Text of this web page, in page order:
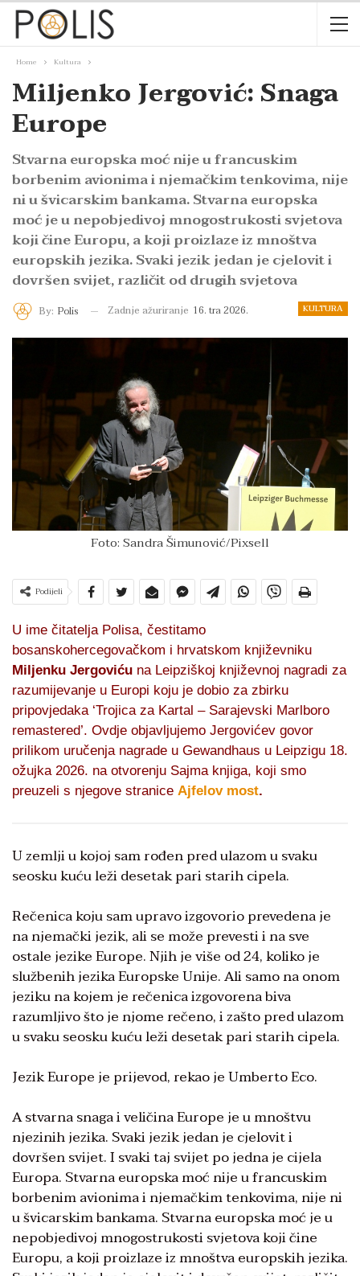
Home Kultura
Miljenko Jergović: Snaga
Europe
Stvarna europska moć nije u francuskim
borbenim avionima i njemačkim tenkovima, nije
ni u švicarskim bankama. Stvarna europska
moć je u nepobjedivoj mnogostrukosti svjetova
koji čine Europu, a koji proizlaze iz mnoštva
europskih jezika. Svaki jezik jedan je cjelovit i
dovršen svijet, različit od drugih svjetova
KULTURA
By: Polis Zadnje ažuriranje 16. tra 2026.
Foto: Sandra Šimunović/Pixsell
Podijeli
U ime čitatelja Polisa, čestitamo
bosanskohercegovačkom i hrvatskom književniku
Miljenku Jergoviću na Leipziškoj književnoj nagradi za
razumijevanje u Europi koju je dobio za zbirku
pripovjedaka ‘Trojica za Kartal – Sarajevski Marlboro
remastered’. Ovdje objavljujemo Jergovićev govor
prilikom uručenja nagrade u Gewandhaus u Leipzigu 18.
ožujka 2026. na otvorenju Sajma knjiga, koji smo
preuzeli s njegove stranice Ajfelov most.
U zemlji u kojoj sam rođen pred ulazom u svaku
seosku kuću leži desetak pari starih cipela.
Rečenica koju sam upravo izgovorio prevedena je
na njemački jezik, ali se može prevesti i na sve
ostale jezike Europe. Njih je više od 24, koliko je
službenih jezika Europske Unije. Ali samo na onom
jeziku na kojem je rečenica izgovorena biva
razumljivo što je njome rečeno, i zašto pred ulazom
u svaku seosku kuću leži desetak pari starih cipela.
Jezik Europe je prijevod, rekao je Umberto Eco.
A stvarna snaga i veličina Europe je u mnoštvu
njezinih jezika. Svaki jezik jedan je cjelovit i
dovršen svijet. I svaki taj svijet po jedna je cijela
Europa. Stvarna europska moć nije u francuskim
borbenim avionima i njemačkim tenkovima, nije ni
u švicarskim bankama. Stvarna europska moć je u
nepobjedivoj mnogostrukosti svjetova koji čine
Europu, a koji proizlaze iz mnoštva europskih jezika.